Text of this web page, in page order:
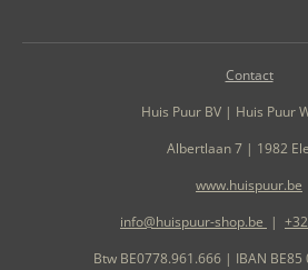
Contact
Huis Puur BV | Huis Puur
Albertlaan 7 | 1982
www.huispuur.be
info@huispuur-shop.be |
Btw BE0778.961.666 | IBAN